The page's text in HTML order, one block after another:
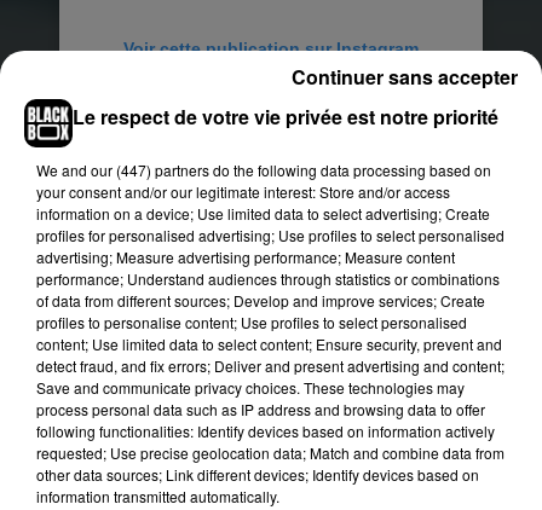
Voir cette publication sur Instagram
Une publication partagée par Hannah Winifred Tittensor �x� (@dirtyyhippie_)
Voir cette publication sur Instagram
Le respect de votre vie privée est notre priorité
We and our (447) partnersdo the following data processing based on
your consent and/or our legitimate interest: Store and/or access
information on a device; Use limited data to select advertising; Create
profiles for personalised advertising; Use profiles to select personalised
advertising; Measure advertising performance; Measure content
performance; Understand audiences through statistics or combinations
of data from different sources; Develop and improve services; Create
profiles to personalise content; Use profiles to select personalised
content; Use limited data to select content; Ensure security, prevent and
detect fraud, and fix errors; Deliver and present advertising and content;
Save and communicate privacy choices. These technologies may
process personal data such as IP address and browsing data to offer
following functionalities: Identify devices based on information actively
requested; Use precise geolocation data; Match and combine data from
other data sources; Link different devices; Identify devices based on
information transmitted automatically.
Continuer sans accepter